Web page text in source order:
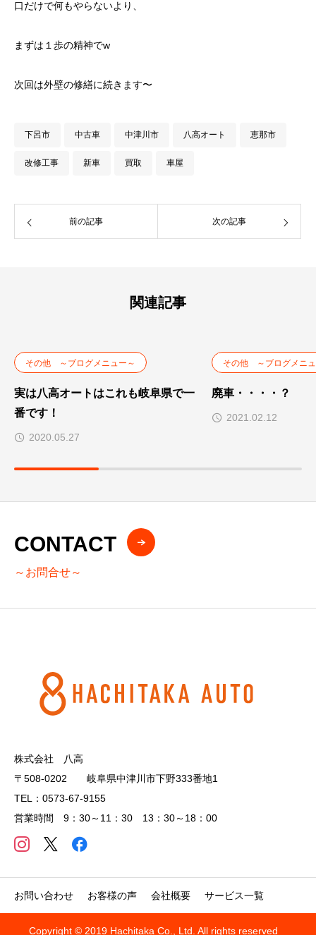
口だけで何もやらないより、
まずは１歩の精神でw
次回は外壁の修繕に続きます〜
下呂市 中古車 中津川市 八高オート 恵那市
改修工事 新車 買取 車屋
前の記事 次の記事
関連記事
その他 ～ブログメニュー～
実は八高オートはこれも岐阜県で一
番です！
2020.05.27
その他 ～ブログメニ
廃車・・・・？
2021.02.12
CONTACT
～お問合せ～
株式会社 八高
〒508-0202 岐阜県中津川市下野333番地1
TEL：0573-67-9155
営業時間 9：30～11：30 13：30～18：00
お問い合わせ お客様の声 会社概要 サービス一覧
Copyright © 2019 Hachitaka Co., Ltd. All rights reserved